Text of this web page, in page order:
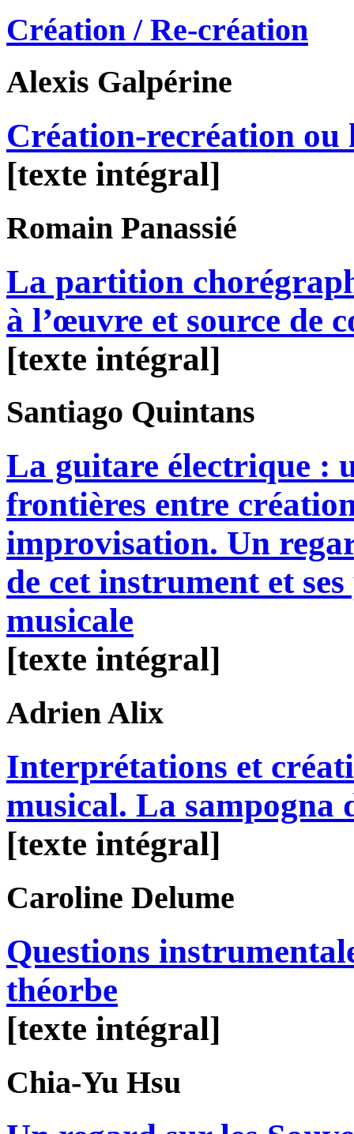
Création / Re-création
Alexis Galpérine
Création-recréation ou
[texte intégral]
Romain Panassié
La partition
à l’œuvre et source de
[texte intégral]
Santiago Quintans
La guitare électrique :
frontières entre
improvisation. Un
de cet instrument et
musicale
[texte intégral]
AdrienAlix
Interprétations et
musical. La sampogna
[texte intégral]
Caroline Delume
Questions
théorbe
[texte intégral]
Chia-Yu Hsu